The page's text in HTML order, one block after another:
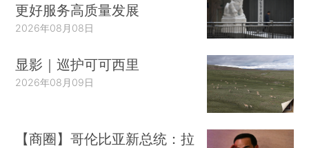
更好服务高质量发展
2026年08月08日
显影｜巡护可可西里
2026年08月09日
【商圈】哥伦比亚新总统：拉